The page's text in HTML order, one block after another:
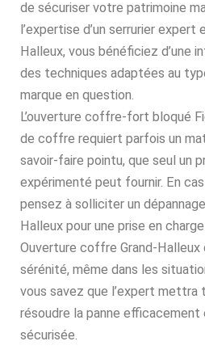
de sécuriser votre patrimoine
l’expertise d’un serrurier expert
Halleux, vous bénéficiez d’une
des techniques adaptées au
marque en question.
L’ouverture coffre-fort bloqué
de coffre requiert parfois un
savoir-faire pointu, que seul un
expérimenté peut fournir. En
pensez à solliciter un
Halleux pour une prise en
Ouverture coffre Grand-Halleux
sérénité, même dans les
vous savez que l’expert
résoudre la panne efficacement
sécurisée.